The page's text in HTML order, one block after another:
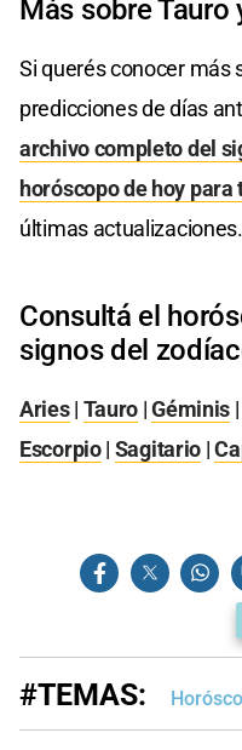
Más sobre
Si querés conocer más
predicciones de días
archivo completo del
horóscopo de hoy para
últimas actualizaciones.
Consultá el
signos del
Aries| Tauro |Géminis
Escorpio| Sagitario |
#TEMAS: